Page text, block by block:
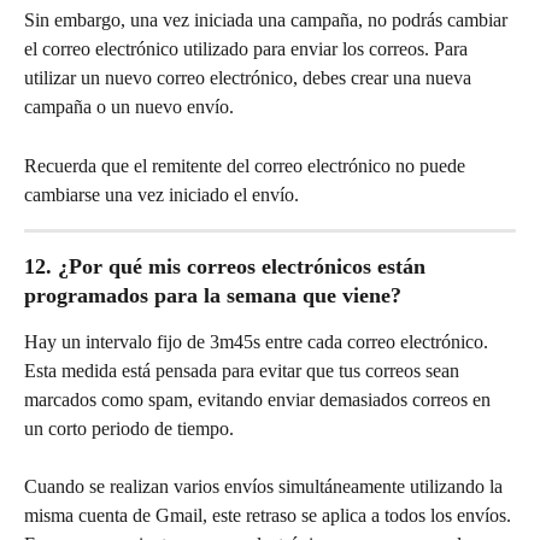
Sin embargo, una vez iniciada una campaña, no podrás cambiar
el correo electrónico utilizado para enviar los correos. Para
utilizar un nuevo correo electrónico, debes crear una nueva
campaña o un nuevo envío.
Recuerda que el remitente del correo electrónico no puede
cambiarse una vez iniciado el envío.
12. ¿Por qué mis correos electrónicos están
programados para la semana que viene?
Hay un intervalo fijo de 3m45s entre cada correo electrónico.
Esta medida está pensada para evitar que tus correos sean
marcados como spam, evitando enviar demasiados correos en
un corto periodo de tiempo.
Cuando se realizan varios envíos simultáneamente utilizando la
misma cuenta de Gmail, este retraso se aplica a todos los envíos.